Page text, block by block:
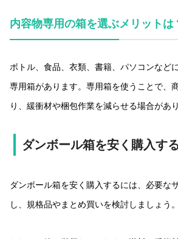
内容物専用の箱を選ぶメリットは
ボトル、食品、衣類、書籍、パソコンなど
専用箱があります。専用箱を使うことで、
り、緩衝材や梱包作業を減らせる場合があり
ダンボール箱を安く購入す
ダンボール箱を安く購入するには、必要な
し、規格品やまとめ買いを検討しましょう。